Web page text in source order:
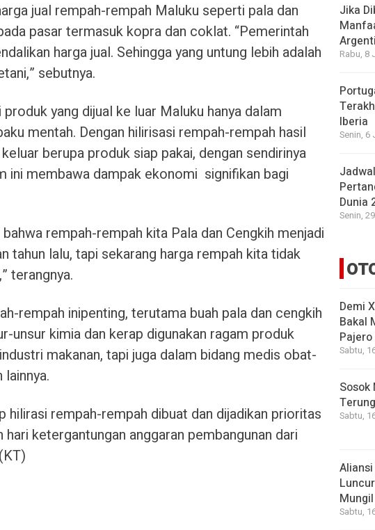
jual rempah-rempah Maluku seperti pala dan
pasar termasuk kopra dan coklat. “Pemerintah
harga jual. Sehingga yang untung lebih adalah
sebutnya.
yang dijual ke luar Maluku hanya dalam
mentah. Dengan hilirisasi rempah-rempah hasil
berupa produk siap pakai, dengan sendirinya
ini membawa dampak ekonomi signifikan bagi
rempah-rempah kita Pala dan Cengkih menjadi
tahun lalu, tapi sekarang harga rempah kita tidak
terangnya.
rempah inipenting, terutama buah pala dan cengkih
unsur kimia dan kerap digunakan ragam produk
makanan, tapi juga dalam bidang medis obat-
hilirasi rempah-rempah dibuat dan dijadikan prioritas
ketergantungan anggaran pembangunan dari
Jika
Rabu, 8
Iberia
Senin, 6
Dunia
Senin,
Demi
Bakal
Sabtu,
Sosok
Sabtu,
Mungil
Sabtu,